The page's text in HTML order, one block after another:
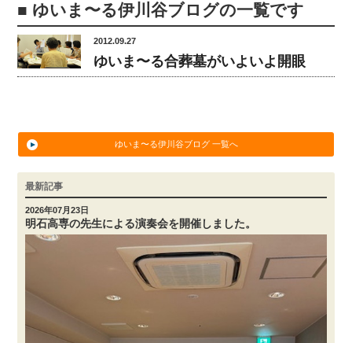
■ ゆいま〜る伊川谷ブログの一覧です
2012.09.27
ゆいま〜る合葬墓がいよいよ開眼
ゆいま〜る伊川谷ブログ 一覧へ
最新記事
2026年07月23日
明石高専の先生による演奏会を開催しました。